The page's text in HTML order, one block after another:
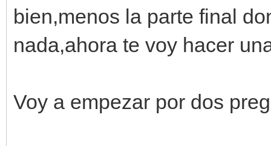
bien,menos la parte final
nada,ahora te voy hacer
Voy a empezar por dos